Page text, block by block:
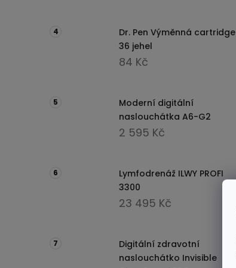
Dr. Pen Výměnná cartridge
36 jehel
84 Kč
Moderní digitální
naslouchátka A6-G2
2 595 Kč
Lymfodrenáž ILWY PROFI
3300
23 495 Kč
Digitální zdravotní
naslouchátko Invisible